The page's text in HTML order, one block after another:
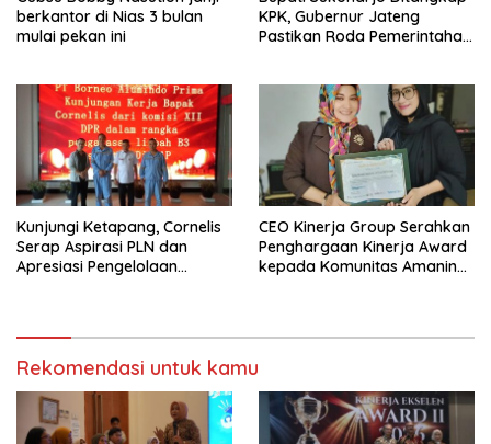
berkantor di Nias 3 bulan
mulai pekan ini
KPK, Gubernur Jateng
Pastikan Roda Pemerintahan
Kunjungi Ketapang, Cornelis
Serap Aspirasi PLN dan
Apresiasi Pengelolaan
CEO Kinerja Group Serahkan
Penghargaan Kinerja Award
kepada Komunitas Amanina
Rekomendasi untuk kamu